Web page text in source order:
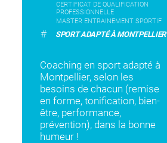
CERTIFICAT DE QUALIFICATION
PROFESSIONNELLE
MASTER ENTRAINEMENT SPORTIF
# SPORT ADAPTÉ À MONTPELLIER
Coaching en sport adapté à
Montpellier, selon les
besoins de chacun (remise
en forme, tonification, bien-
être, performance,
prévention), dans la bonne
humeur !